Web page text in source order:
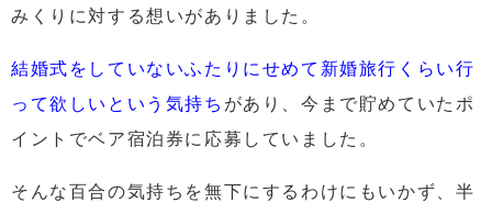
みくりに対する想いがありました。
結婚式をしていないふたりにせめて新婚旅行くらい行
って欲しいという気持ち があり、今まで貯めていたポ
イントでベア宿泊券に応募していました。
そんな百合の気持ちを無下にするわけにもいかず、 半